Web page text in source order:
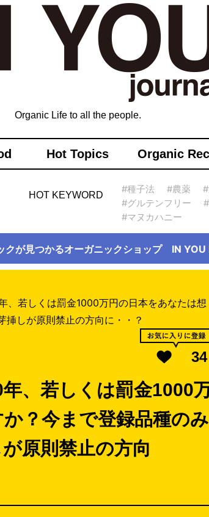
Organic Life to all the people.
Hot Topics Organic
HOT KEYWORD
#種子法 #農薬
#グルテンフリー
#マヌカハニー
クが見つかるオーガニックショップ IN
、若しくは罰金1000万円の日本をあなたは想
しが原則禁止の方向に・・？
34
、若しくは罰金1000
？今まで登録品種のみ
原則禁止の方向